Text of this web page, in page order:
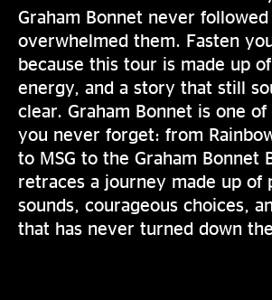
Graham Bonnet never
overwhelmed them. Fasten
because this tour is made up
energy, and a story that still
clear. Graham Bonnet is one
you never forget: from
to MSG to the Graham Bonnet
retraces a journey made up of
sounds, courageous choices,
that has never turned down